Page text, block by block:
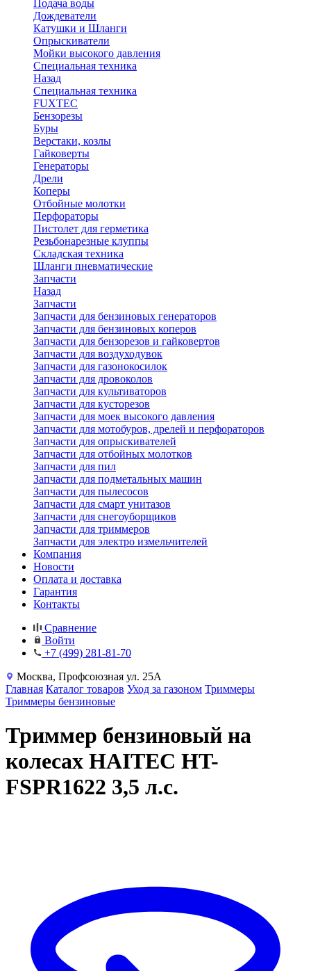
Подача воды
Дождеватели
Катушки и Шланги
Опрыскиватели
Мойки высокого давления
Специальная техника
Назад
Специальная техника
FUXTEC
Бензорезы
Буры
Верстаки, козлы
Гайковерты
Генераторы
Дрели
Коперы
Отбойные молотки
Перфораторы
Пистолет для герметика
Резьбонарезные клуппы
Складская техника
Шланги пневматические
Запчасти
Назад
Запчасти
Запчасти для бензиновых генераторов
Запчасти для бензиновых коперов
Запчасти для бензорезов и гайковертов
Запчасти для воздуходувок
Запчасти для газонокосилок
Запчасти для дровоколов
Запчасти для культиваторов
Запчасти для кусторезов
Запчасти для моек высокого давления
Запчасти для мотобуров, дрелей и перфораторов
Запчасти для опрыскивателей
Запчасти для отбойных молотков
Запчасти для пил
Запчасти для подметальных машин
Запчасти для пылесосов
Запчасти для смарт унитазов
Запчасти для снегоуборщиков
Запчасти для триммеров
Запчасти для электро измельчителей
Компания
Новости
Оплата и доставка
Гарантия
Контакты
Сравнение
Войти
+7 (499) 281-81-70
Москва, Профсоюзная ул. 25А
Главная Каталог товаров Уход за газоном Триммеры
Триммеры бензиновые
Триммер бензиновый на
колесах HAITEC HT-
FSPR1622 3,5 л.с.